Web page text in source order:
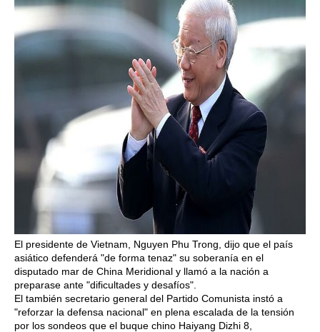
El presidente de Vietnam, Nguyen Phu Trong, dijo que el país
asiático defenderá "de forma tenaz" su soberanía en el
disputado mar de China Meridional y llamó a la nación a
preparase ante "dificultades y desafíos".
El también secretario general del Partido Comunista instó a
"reforzar la defensa nacional" en plena escalada de la tensión
por los sondeos que el buque chino Haiyang Dizhi 8,